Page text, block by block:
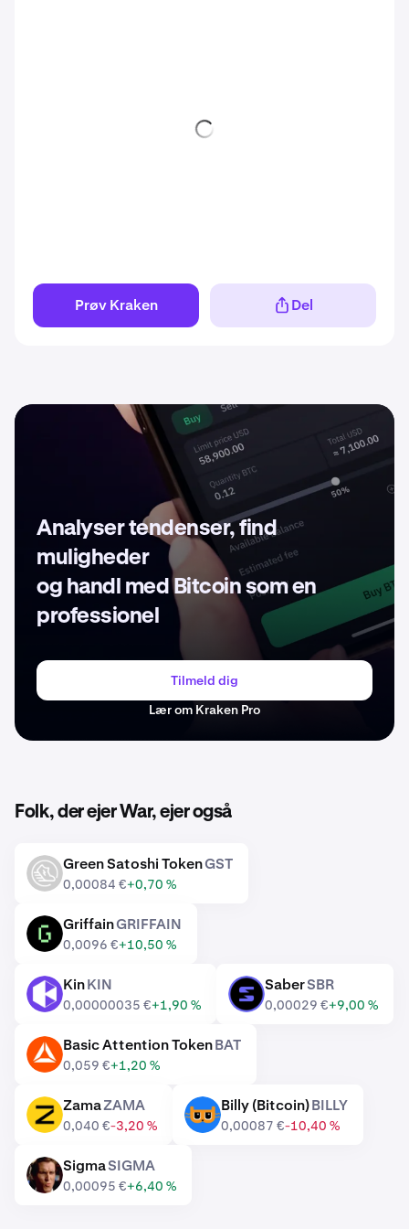
Prøv Kraken Del
Analyser tendenser, find
muligheder
og handl med Bitcoin som en
professionel
Tilmeld dig
Lær om Kraken Pro
Folk, der ejer War, ejer også
GST Green Satoshi TokenGST
0,00084 €+0,70 %
GRIFFAIN GriffainGRIFFAIN
0,0096 €+10,50 %
KIN KinKIN
0,00000035 €+1,90 %
SBR SaberSBR
0,00029 €+9,00 %
BAT Basic Attention TokenBAT
0,059 €+1,20 %
ZAMA ZamaZAMA
0,040 €-3,20 %
BILLY Billy (Bitcoin)BILLY
0,00087 €-10,40 %
SIGMA SigmaSIGMA
0,00095 €+6,40 %